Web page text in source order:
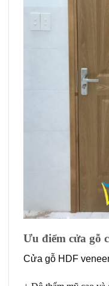
Ưu điểm cửa gỗ
Cửa gỗ HDF